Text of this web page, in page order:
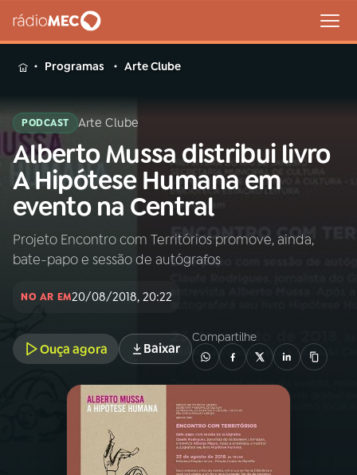
MENU
Buscar
na
Rádio
MEC
Buscar
Início AO VIVO
INÍCIO
A RÁDIO
PROGRAMAÇÃO
PROGRAMAS
Programas Arte Clube
PODCAST Arte Clube
Alberto Mussa distribui livro
A Hipótese Humana em
evento na Central
Projeto Encontro com Territórios promove, ainda,
bate-papo e sessão de autógrafos
NO AR EM20/08/2018, 20:22
Ouça agora Baixar
Compartilhe